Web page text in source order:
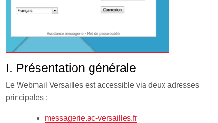
I. Présentation générale
Le Webmail Versailles est accessible via deux adresses
principales :
messagerie.ac-versailles.fr